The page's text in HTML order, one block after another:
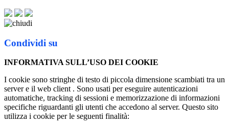
Condividi su
INFORMATIVA SULL’USO DEI COOKIE
I cookie sono stringhe di testo di piccola dimensione scambiati tra un
server e il web client . Sono usati per eseguire autenticazioni
automatiche, tracking di sessioni e memorizzazione di informazioni
specifiche riguardanti gli utenti che accedono al server. Questo sito
utilizza i cookie per le seguenti finalità: